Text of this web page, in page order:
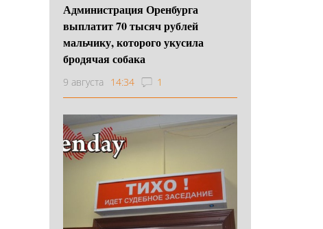
Администрация Оренбурга
выплатит 70 тысяч рублей
мальчику, которого укусила
бродячая собака
9 августа 14:34 1